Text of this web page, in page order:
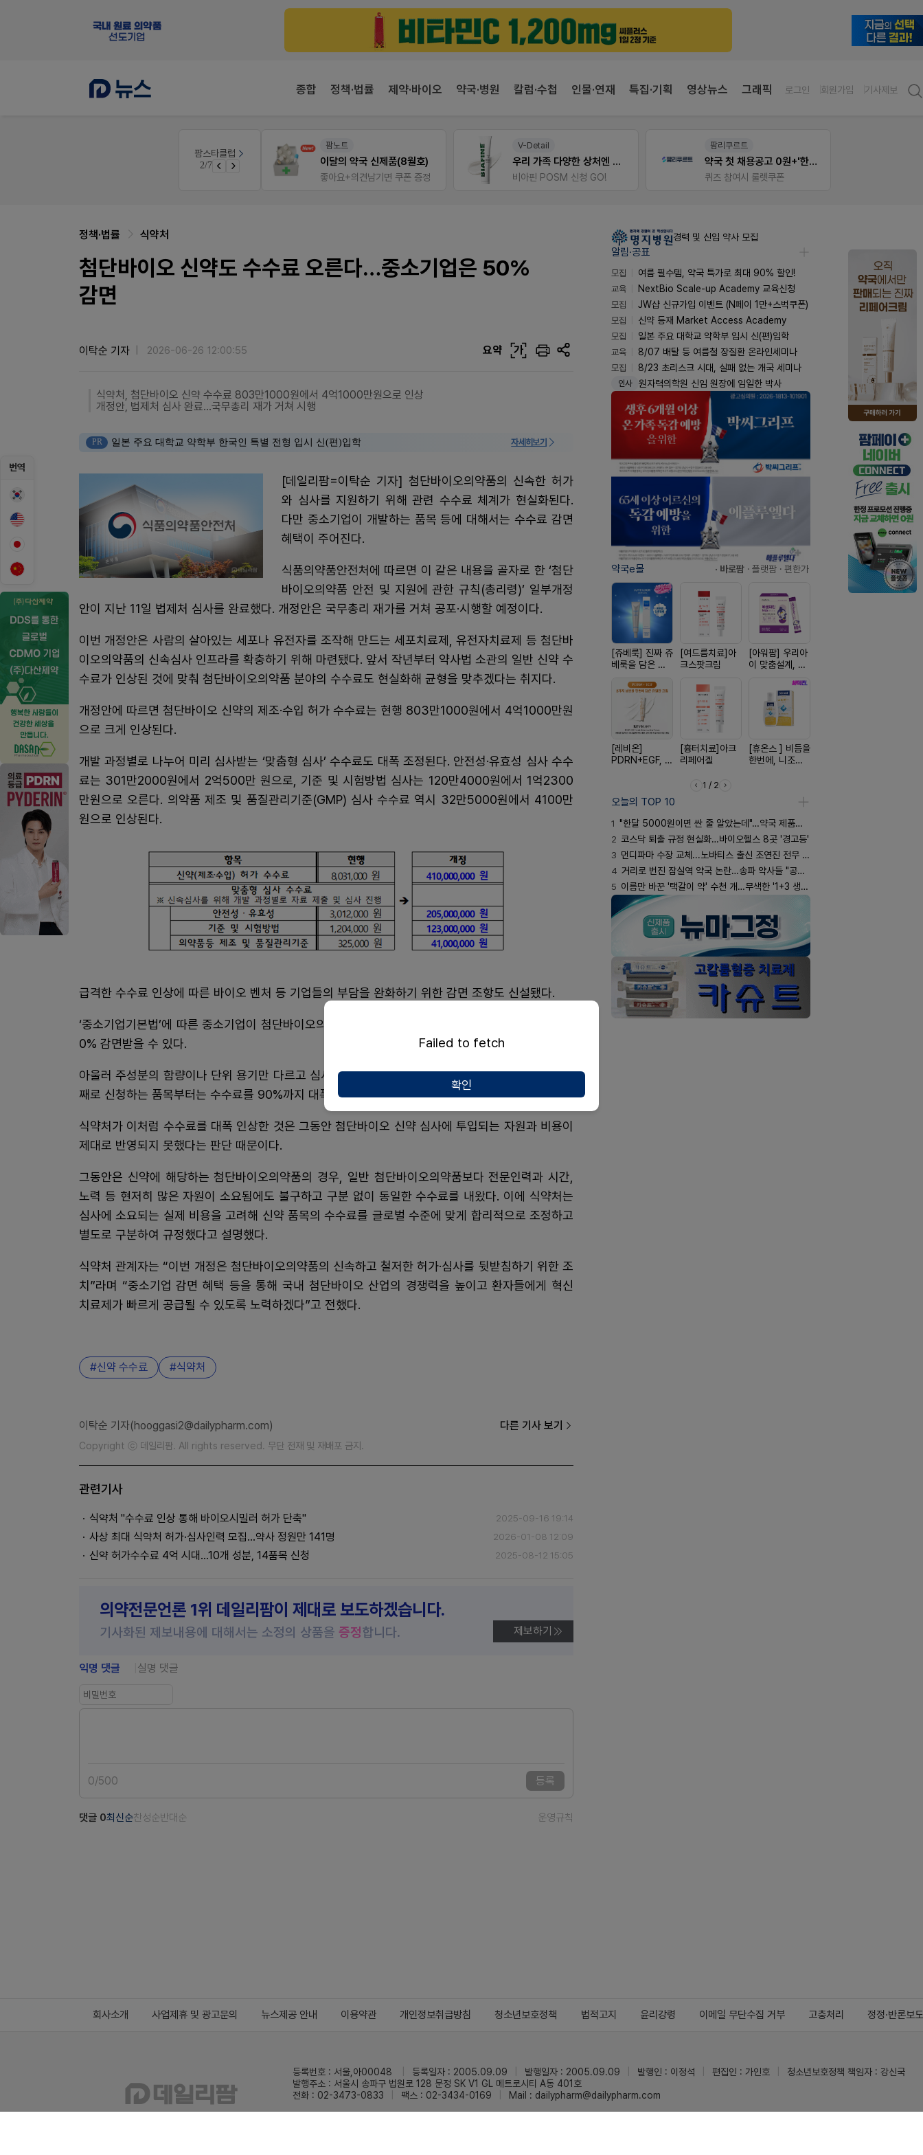
종합 정책·법률 제약·바이오 약국·병원 칼럼·수첩 인물·연재 특집·기획 영상뉴스 그래픽 로그인 회원가입 기사제보
팜스타클럽
3/7
이달의 약국 신제품(8월호)
V-Detail
우리 가족 다양한 상처엔 비아핀!
비아핀 POSM 신청 GO!
팜리쿠르트
약국 첫 채용공고 0원+'한번 더' 무료 연장
퀴즈 참여시 룰렛쿠폰
약사 전용 멤버십몰
편한가 멤버십몰
번역
정책·법률 식약처
첨단바이오 신약도 수수료 오른다…중소기업은 50%
감면
이탁순 기자 2026-06-26 12:00:55 요약 가
식약처, 첨단바이오 신약 수수료 803만1000원에서 4억1000만원으로 인상
개정안, 법제처 심사 완료…국무총리 재가 거쳐 시행
PR 일본 주요 대학교 약학부 한국인 특별 전형 입시 신(편)입학 자세히보기
[데일리팜=이탁순 기자] 첨단바이오의약품의 신속한 허가
와 심사를 지원하기 위해 관련 수수료 체계가 현실화된다.
다만 중소기업이 개발하는 품목 등에 대해서는 수수료 감면
혜택이 주어진다.
식품의약품안전처에 따르면 이 같은 내용을 골자로 한 ‘첨단
바이오의약품 안전 및 지원에 관한 규칙(총리령)’ 일부개정
안이 지난 11일 법제처 심사를 완료했다. 개정안은 국무총리 재가를 거쳐 공포·시행할 예정이다.
이번 개정안은 사람의 살아있는 세포나 유전자를 조작해 만드는 세포치료제, 유전자치료제 등 첨단바
이오의약품의 신속심사 인프라를 확충하기 위해 마련됐다. 앞서 작년부터 약사법 소관의 일반 신약 수
수료가 인상된 것에 맞춰 첨단바이오의약품 분야의 수수료도 현실화해 균형을 맞추겠다는 취지다.
개정안에 따르면 첨단바이오 신약의 제조·수입 허가 수수료는 현행 803만1000원에서 4억1000만원
으로 크게 인상된다.
개발 과정별로 나누어 미리 심사받는 ‘맞춤형 심사’ 수수료도 대폭 조정된다. 안전성·유효성 심사 수수
료는 301만2000원에서 2억500만 원으로, 기준 및 시험방법 심사는 120만4000원에서 1억2300
만원으로 오른다. 의약품 제조 및 품질관리기준(GMP) 심사 수수료 역시 32만5000원에서 4100만
원으로 인상된다.
급격한 수수료 인상에 따른 바이오 벤처 등 기업들의 부담을 완화하기 위한 감면 조항도 신설됐다.
‘중소기업기본법’에 따른 중소기업이 첨단바이오의약품을 제조하거나 수입하는 경우에는 수수료를 5
0% 감면받을 수 있다.
아울러 주성분의 함량이나 단위 용기만 다르고 심사 내용이 사실상 동일한 주사제 제품의 경우, 두 번
째로 신청하는 품목부터는 수수료를 90%까지 대폭 감면해 준다.
식약처가 이처럼 수수료를 대폭 인상한 것은 그동안 첨단바이오 신약 심사에 투입되는 자원과 비용이
제대로 반영되지 못했다는 판단 때문이다.
그동안은 신약에 해당하는 첨단바이오의약품의 경우, 일반 첨단바이오의약품보다 전문인력과 시간,
노력 등 현저히 많은 자원이 소요됨에도 불구하고 구분 없이 동일한 수수료를 내왔다. 이에 식약처는
심사에 소요되는 실제 비용을 고려해 신약 품목의 수수료를 글로벌 수준에 맞게 합리적으로 조정하고
별도로 구분하여 규정했다고 설명했다.
식약처 관계자는 “이번 개정은 첨단바이오의약품의 신속하고 철저한 허가·심사를 뒷받침하기 위한 조
치”라며 “중소기업 감면 혜택 등을 통해 국내 첨단바이오 산업의 경쟁력을 높이고 환자들에게 혁신
치료제가 빠르게 공급될 수 있도록 노력하겠다”고 전했다.
신약 수수료 식약처
이탁순 기자(hooggasi2@dailypharm.com) 다른 기사 보기
Copyright ⓒ 데일리팜. All rights reserved. 무단 전재 및 재배포 금지.
관련기사
식약처 "수수료 인상 통해 바이오시밀러 허가 단축" 2025-09-16 19:14
사상 최대 식약처 허가·심사인력 모집…약사 정원만 141명 2026-01-08 12:09
신약 허가수수료 4억 시대...10개 성분, 14품목 신청 2025-08-12 15:05
의약전문언론 1위 데일리팜이 제대로 보도하겠습니다.
기사화된 제보내용에 대해서는 소정의 상품을 증정합니다. 제보하기
익명 댓글 실명 댓글
0/500 등록
댓글 0최신순찬성순반대순 운영규칙
경력 및 신입 약사 모집
알림·공표
모집
여름 필수템, 약국 특가로 최대 90% 할인!
교육
NextBio Scale-up Academy 교육신청
모집
JW샵 신규가입 이벤트 (N페이 1만+스벅쿠폰)
모집
신약 등재 Market Access Academy
모집
일본 주요 대학교 약학부 입시 신(편)입학
교육
8/07 배탈 등 여름철 장질환 온라인세미나
모집
8/23 초리스크 시대, 실패 없는 개국 세미나
인사 원자력의학원 신임 원장에 임일한 박사
약국e몰 · 바로팜 · 플랫팜 · 편한가
[쥬베룩] 진짜 쥬
베룩을 담은 약
크림
[여드름치료]아
크스팟크림
[아워팜] 우리아
이 맞춤설계, 바
[레비온]
PDRN+EGF, 레
[흉터치료]아크
리페어겔
[휴온스 ] 비듬을
한번에, 니조랄
1 / 2
오늘의 TOP 10
1 "한달 5000원이면 싼 줄 알았는데"…약국 제품과 비교해보니
2 코스닥 퇴출 규정 현실화…바이오헬스 8곳 '경고등'
3 먼디파마 수장 교체...노바티스 출신 조연진 전무 내정
4 거리로 번진 잠실역 약국 논란…송파 약사들 "공공성 훼손"
5 이름만 바꾼 '택갈이 약' 수천 개…무색한 '1+3 생동'
회사소개 사업제휴 및 광고문의 뉴스제공 안내 이용약관 개인정보취급방침 청소년보호정책 법적고지 윤리강령 이메일 무단수집 거부 고충처리 정정·반론보도
등록번호 : 서울,아00048 등록일자 : 2005.09.09 발행일자 : 2005.09.09 발행인 : 이정석 편집인 : 가인호
청소년보호정책 책임자 : 강신국
발행주소 : 서울시 송파구 법원로 128 문정 SK V1 GL 메트로시티 A동 401호
전화 : 02-3473-0833
팩스 : 02-3434-0169 Mail : dailypharm@dailypharm.com
Failed to fetch
확인